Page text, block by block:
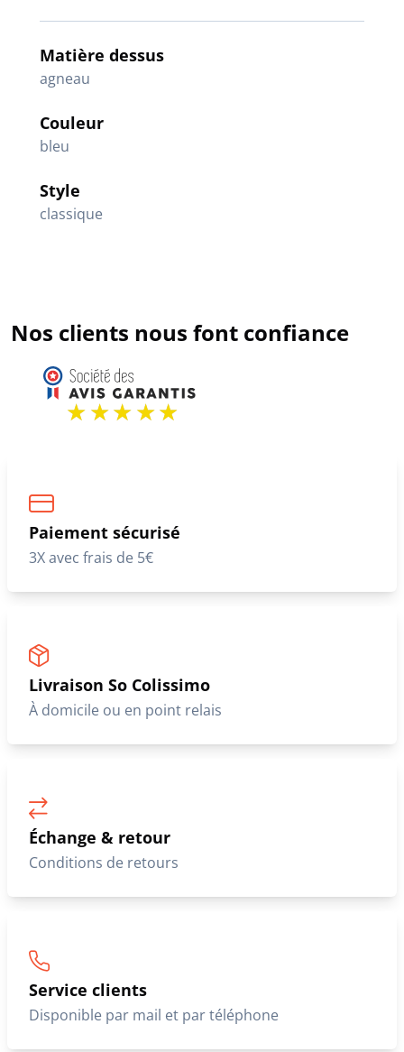
Matière dessus
agneau
Couleur
bleu
Style
classique
Nos clients nous font confiance
Paiement sécurisé
3X avec frais de 5€
Livraison So Colissimo
À domicile ou en point relais
Échange & retour
Conditions de retours
Service clients
Disponible par mail et par téléphone